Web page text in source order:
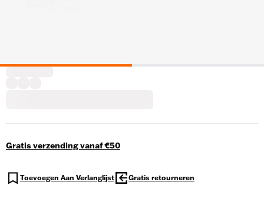
Gratis verzending vanaf €50
Toevoegen Aan Verlanglijst Gratis retourneren